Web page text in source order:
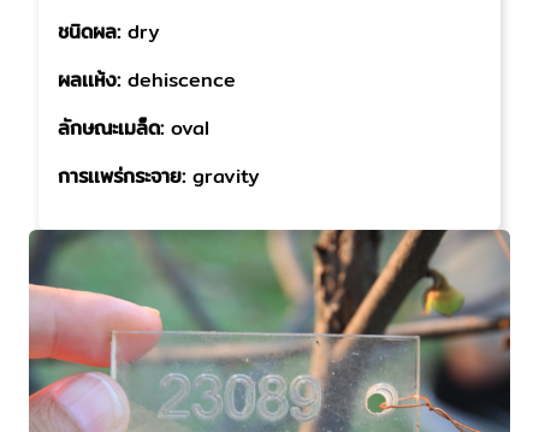
ชนิดผล: dry
ผลเเห้ง: dehiscence
ลักษณะเมล็ด: oval
การเเพร่กระจาย: gravity